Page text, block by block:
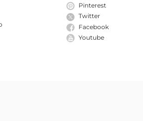
Pinterest
Twitter
Facebook
Youtube